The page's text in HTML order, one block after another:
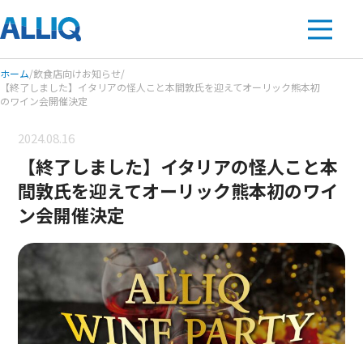
ホーム/飲食店向けお知らせ/
【終了しました】イタリアの怪人こと本間敦氏を迎えてオーリック熊本初
のワイン会開催決定
2024.08.16
【終了しました】イタリアの怪人こと本
間敦氏を迎えてオーリック熊本初のワイ
ン会開催決定